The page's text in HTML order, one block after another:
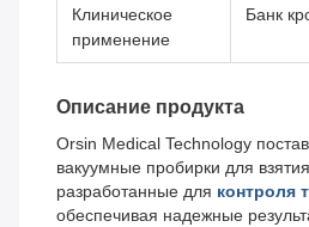
Клиническое
применение
Банк
Описание продукта
Orsin Medical Technology
вакуумные пробирки для
разработанные для контроля
обеспечивая надежные